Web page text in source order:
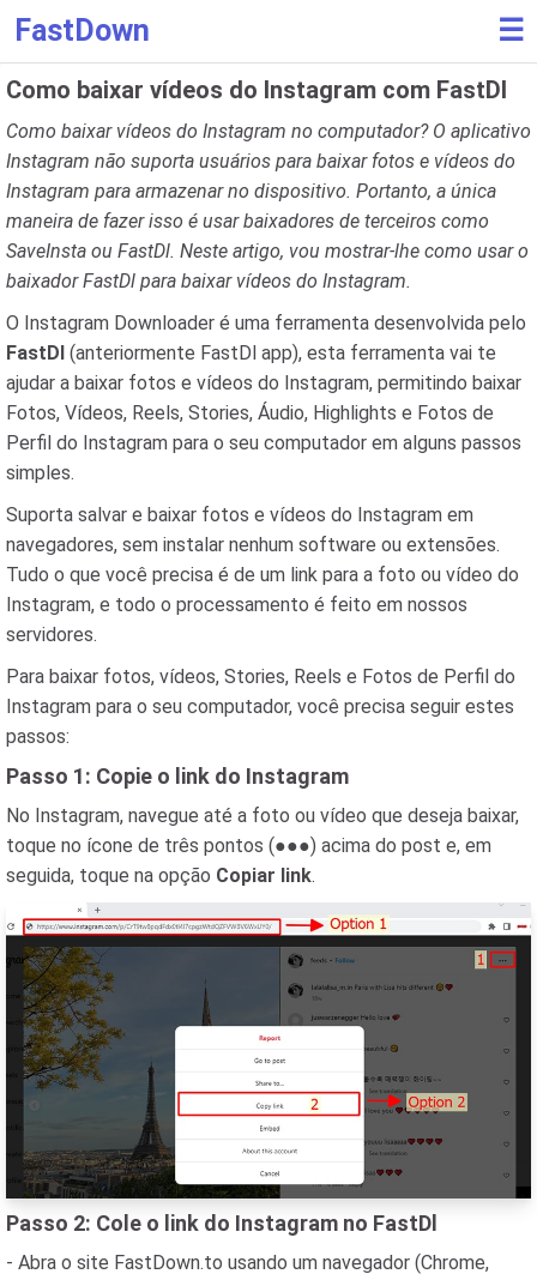
FastDown ☰
Como baixar vídeos do Instagram com FastDl
Como baixar vídeos do Instagram no computador? O aplicativo
Instagram não suporta usuários para baixar fotos e vídeos do
Instagram para armazenar no dispositivo. Portanto, a única
maneira de fazer isso é usar baixadores de terceiros como
SaveInsta ou FastDl. Neste artigo, vou mostrar-lhe como usar o
baixador FastDl para baixar vídeos do Instagram.
O Instagram Downloader é uma ferramenta desenvolvida pelo
FastDl (anteriormente FastDl app), esta ferramenta vai te
ajudar a baixar fotos e vídeos do Instagram, permitindo baixar
Fotos, Vídeos, Reels, Stories, Áudio, Highlights e Fotos de
Perfil do Instagram para o seu computador em alguns passos
simples.
Suporta salvar e baixar fotos e vídeos do Instagram em
navegadores, sem instalar nenhum software ou extensões.
Tudo o que você precisa é de um link para a foto ou vídeo do
Instagram, e todo o processamento é feito em nossos
servidores.
Para baixar fotos, vídeos, Stories, Reels e Fotos de Perfil do
Instagram para o seu computador, você precisa seguir estes
passos:
Passo 1: Copie o link do Instagram
No Instagram, navegue até a foto ou vídeo que deseja baixar,
toque no ícone de três pontos (●●●) acima do post e, em
seguida, toque na opção Copiar link.
Passo 2: Cole o link do Instagram no FastDl
- Abra o site FastDown.to usando um navegador (Chrome,